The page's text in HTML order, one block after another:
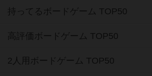
持ってるボードゲーム TOP50
高評価ボードゲーム TOP50
2人用ボードゲーム TOP50